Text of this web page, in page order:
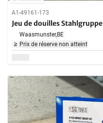
A1-49161-173
Jeu de douilles Stahlgruppe
Waasmunster,BE
Prix de réserve non atteint